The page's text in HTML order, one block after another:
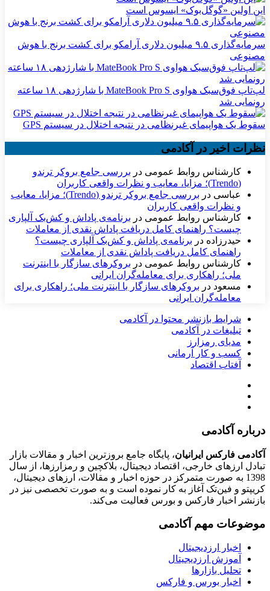
این اولین «گوگل‌بوک» ایسوس است
سرمایه‌گذاری ۹.۵ میلیون دلاری آرامکو برای کشت برنج با هوش
مصنوعی
لپ‌تاپ فوق‌سبک هواوی MateBook Pro S با شارژدهی ۱۸ ساعته
رونمایی شد
سقوط یک هواپیمای غیرنظامی در نتیجه اختلال در سیستم‌ GPS
نظرات اخیر در آکادمی
کارشناس روابط عمومی در بررسی جامع بروکر ترندو
(Trendo)؛ مزایا، معایب و نظرات واقعی کاربران
عباسی در
بررسی جامع بروکر ترندو (Trendo)؛ مزایا، معایب
و نظرات واقعی کاربران
کارشناس روابط عمومی در برنامه‌ی پاداش و کش‌بک آلپاری
چیست؟ راهنمای کامل دریافت پاداش نقدی از معاملات
حیدرزاده در برنامه‌ی پاداش و کش‌بک آلپاری چیست؟
راهنمای کامل دریافت پاداش نقدی از معاملات
کارشناس روابط عمومی در بروکرهای سازگار با اینترنت
ملی؛ راهکاری برای معامله‌گران ایرانی
مسعود در بروکرهای سازگار با اینترنت ملی؛ راهکاری برای
معامله‌گران ایرانی
شرایط بازنشر محتوا در آکادمی
تبلیغات در آکادمی
مدیای رمزارز
کسب و کار آرمانی
آفتاب اقتصاد
درباره آکادمی
آکادمی فارکس ایرانیان، پایگاه جامع بروزترین اخبار و مقالات بازار
تبادل ارزهای خارجی، اقتصاد دیجیتال، بلاکچین و رمزارزها، از سال
1398 به صورت متمرکز در حوزه اخبار و مقالات، ارزهای‌ دیجیتال،
کریپتو و فین‌تک آغاز به کار نموده است و به صورت تخصصی نیز در
بازنشر اخبار فارکس و بورس فعالیت می‌کند.
موضوعات مهم آکادمی
اخبار ارزدیجیتال
آموزش ارزدیجیتال
تحلیل بازارها
اخبار بورس و فارکس